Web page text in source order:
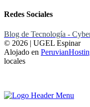
Redes Sociales
Blog de Tecnología -
© 2026 | UGEL Espinar
Alojado en
locales